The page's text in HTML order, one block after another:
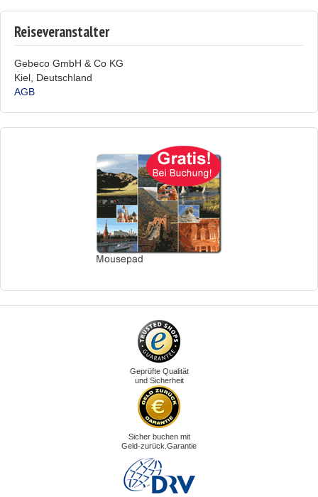
Reiseveranstalter
Gebeco GmbH & Co KG
Kiel, Deutschland
AGB
Geprüfte Qualität
und Sicherheit
Sicher buchen mit
Geld-zurück.Garantie